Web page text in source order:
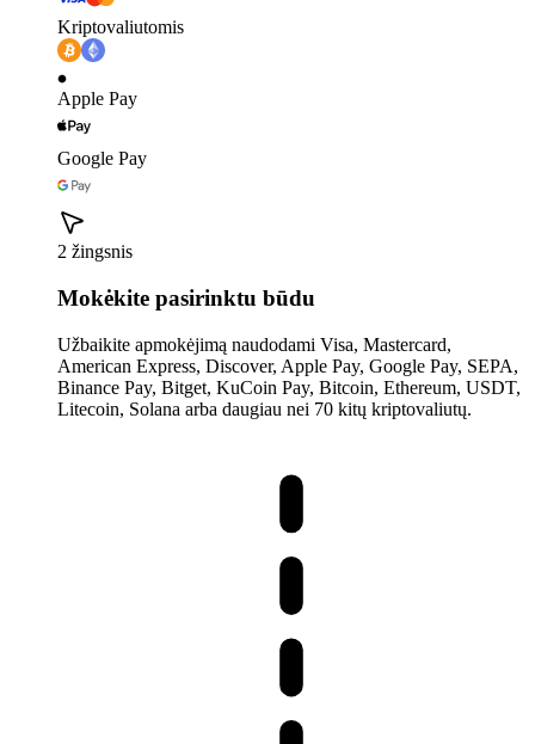
Kriptovaliutomis
Apple Pay
Google Pay
2 žingsnis
Mokėkite pasirinktu būdu
Užbaikite apmokėjimą naudodami Visa, Mastercard,
American Express, Discover, Apple Pay, Google Pay, SEPA,
Binance Pay, Bitget, KuCoin Pay, Bitcoin, Ethereum, USDT,
Litecoin, Solana arba daugiau nei 70 kitų kriptovaliutų.